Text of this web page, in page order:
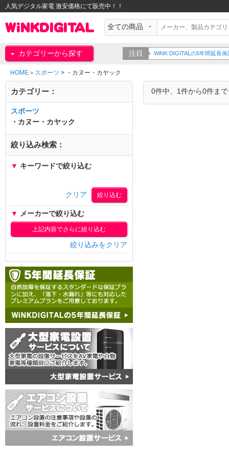
人気デジタル家電 激安価格にて販売中！！
カテゴリーから探す 注目 WiNK DIGITALの5年間延長
HOME > スポーツ > ・カヌー・カヤック
0件中、1件から0件ま
カテゴリー：
スポーツ
・カヌー・カヤック
絞り込み検索：
▼ キーワードで絞り込む
クリア
▼ メーカーで絞り込む
上記内容でさらに絞り込む
絞り込みをクリア